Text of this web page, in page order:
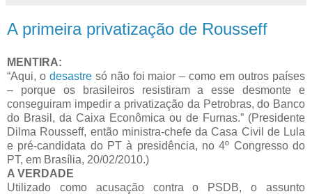
A primeira privatização de Rousseff
MENTIRA:
“Aqui, o desastresó não foi maior – como em outros países
– porque os brasileiros resistiram a esse desmonte e
conseguiram impedir a privatização da Petrobras, do Banco
do Brasil, da Caixa Econômica ou de Furnas.” (Presidente
Dilma Rousseff, então ministra-chefe da Casa Civil de Lula
e pré-candidata do PT à presidência, no 4º Congresso do
PT, em Brasília, 20/02/2010.)
A VERDADE
Utilizado como acusação contra o PSDB, o assunto